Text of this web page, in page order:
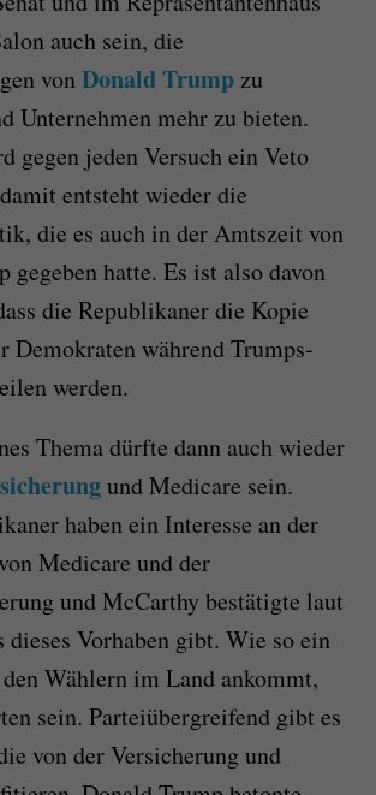
auch sein, die
vonDonald Trumpzu
Unternehmen mehr zu bieten.
gegen jeden Versuch ein Veto
entsteht wieder die
die es auch in der Amtszeit von
gegeben hatte. Es ist also davon
die Republikaner die Kopie
Demokraten während Trumps-
werden.
Thema dürfte dann auch wieder
und Medicare sein.
haben ein Interesse an der
Medicare und der
und McCarthy bestätigte laut
dieses Vorhaben gibt. Wie so ein
Wählern im Land ankommt,
sein. Parteiübergreifend gibt es
von der Versicherung und